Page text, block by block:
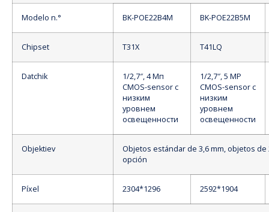
Modelo n.° BK-POE22B4M BK-POE22B5M
Chipset T31X T41LQ
Datchik
1/2,7″, 4 Мп
CMOS-sensor с
низким
уровнем
освещенности
1/2,7″, 5 MP
CMOS-sensor с
низким
уровнем
освещенности
Objektiev
Objetos estándar de 3,6 mm, objetos de
opción
Píxel 2304*1296 2592*1904